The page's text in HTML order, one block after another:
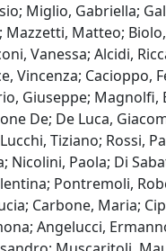
Miglio, Gabriella;
Matteo;
Vanessa; Alcidi,
Vincenza; Cacioppo,
Giuseppe;
De; De Luca,
Tiziano; Rossi,
Nicolini, Paola; Di
Pontremoli,
Carbone, Maria;
Angelucci,